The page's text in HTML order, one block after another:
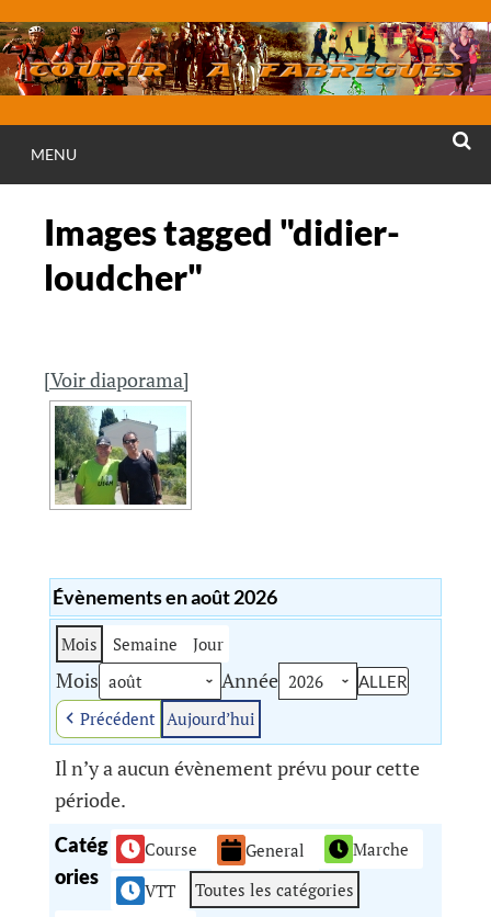
au
contenu
MENU
Images tagged "didier-
loudcher"
[Voir diaporama]
Évènements en août 2026
Mois Semaine Jour
Mois Année
Précédent Aujourd’hui
Il n’y a aucun évènement prévu pour cette
période.
Catég
ories
Course General
Marche
VTT
Toutes les catégories